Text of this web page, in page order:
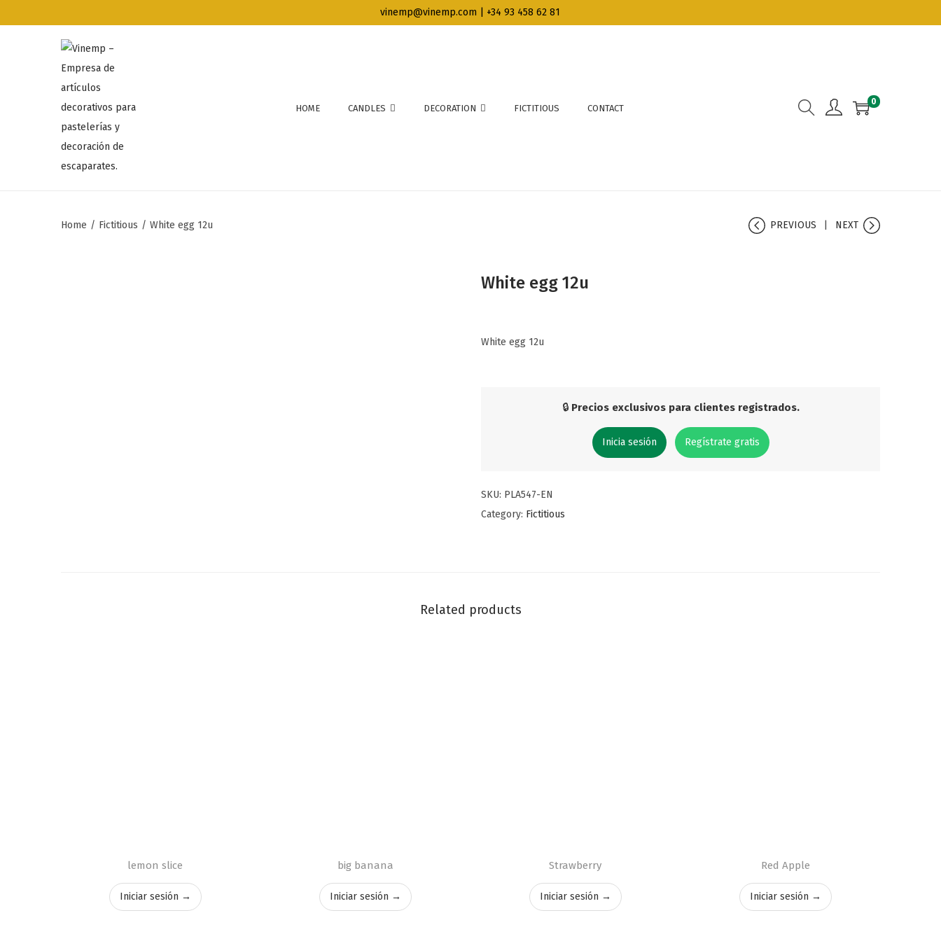
vinemp@vinemp.com | +34 93 458 62 81
HOME CANDLES DECORATION FICTITIOUS CONTACT
0
Home / Fictitious / White egg 12u PREVIOUS NEXT
White egg 12u
White egg 12u
🔒 Precios exclusivos para clientes registrados.
Inicia sesión Regístrate gratis
SKU: PLA547-EN
Category: Fictitious
Related products
lemon slice
Iniciar sesión →
big banana
Iniciar sesión →
Strawberry
Iniciar sesión →
Red Apple
Iniciar sesión →